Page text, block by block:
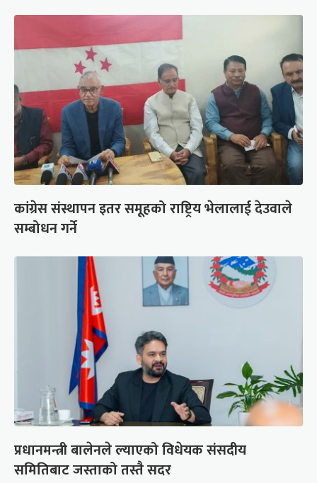
कांग्रेस संस्थापन इतर समूहको राष्ट्रिय भेलालाई देउवाले
सम्बोधन गर्ने
प्रधानमन्त्री बालेनले ल्याएको विधेयक संसदीय
समितिबाट जस्ताको तस्तै सदर